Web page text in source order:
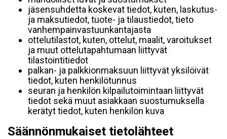
jäsensuhdetta koskevat tiedot, kuten, laskutus-
ja maksutiedot, tuote- ja tilaustiedot, tieto
vanhempainvastuunkantajasta
ottelutilastot, kuten, ottelut, maalit, varoitukset
ja muut ottelutapahtumaan liittyvät
tilastointitiedot
palkan- ja palkkionmaksuun liittyvät yksilöivät
tiedot, kuten henkilötunnus
seuran ja henkilön kilpailutoimintaan liittyvät
tiedot sekä muut asiakkaan suostumuksella
kerätyt tiedot, kuten henkilön kuva
Säännönmukaiset tietolähteet